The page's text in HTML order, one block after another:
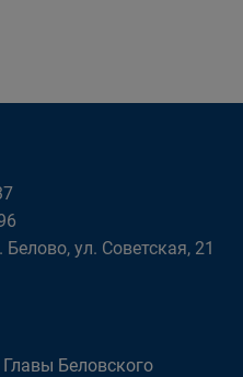
ул. Советская, 21
Беловского